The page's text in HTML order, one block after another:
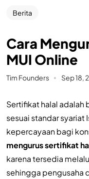
Berita
Cara
MUI Online
Tim Founders Sep 18,
Sertifikat halal adalah
sesuai standar syariat
kepercayaan bagi
mengurus sertifikat
karena tersedia
sehingga pengusaha